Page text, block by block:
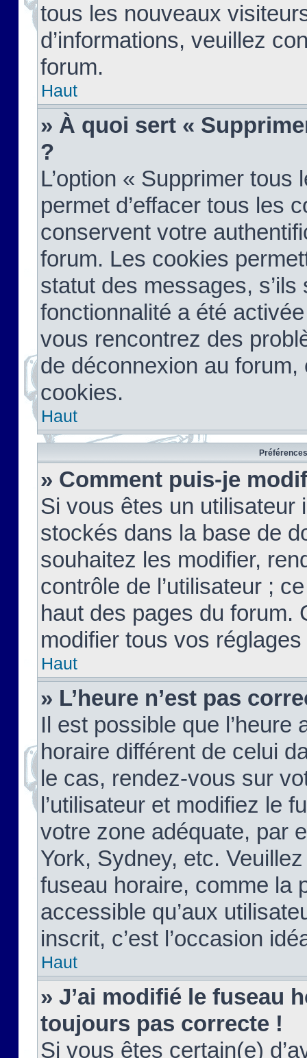
tous les nouveaux
d’informations, veuillez
forum.
Haut
» À quoi sert «
?
L’option « Supprimer
permet d’effacer tous les
conservent votre
forum. Les cookies
statut des messages,
fonctionnalité a été
vous rencontrez des
de déconnexion au
cookies.
Haut
» Comment puis-je
Si vous êtes un
stockés dans la base de
souhaitez les modifier,
contrôle de l’utilisateur ;
haut des pages du forum.
modifier tous vos
Haut
» L’heure n’est pas
Il est possible que
horaire différent de celui
le cas, rendez-vous sur
l’utilisateur et modifiez le
votre zone adéquate, par
York, Sydney, etc.
fuseau horaire, comme la
accessible qu’aux
inscrit, c’est l’occasion
Haut
» J’ai modifié le fuseau
toujours pas correcte !
Si vous êtes certain(e)